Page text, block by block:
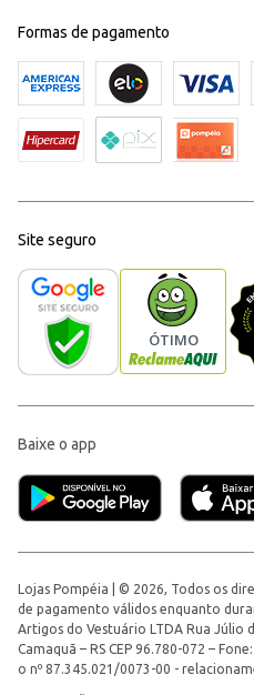
Formas de pagamento
Site seguro
Baixe o app
Lojas Pompéia | © 2026, Todos os
de pagamento válidos enquanto
Artigos do Vestuário LTDA Rua Júlio
Camaquã – RS CEP 96.780-072 –
o nº 87.345.021/0073-00 -